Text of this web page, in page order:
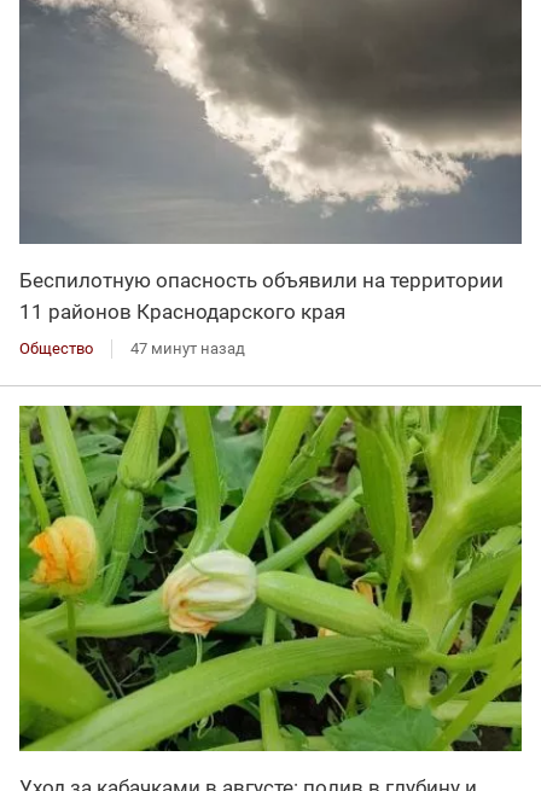
Беспилотную опасность объявили на территории
11 районов Краснодарского края
Общество 47 минут назад